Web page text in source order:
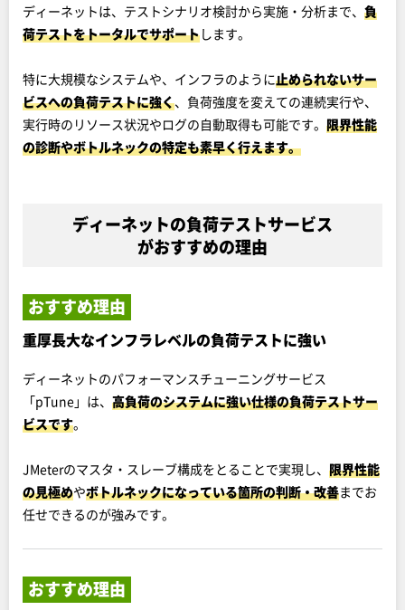
ディーネットは、テストシナリオ検討から実施・分析まで、 負
荷テストをトータルでサポートします。
特に大規模なシステムや、インフラのように止められないサー
ビスへの負荷テストに強く、負荷強度を変えての連続実行や、
実行時のリソース状況やログの自動取得も可能です。 限界性能
の診断やボトルネックの特定も素早く行えます。
ディーネットの負荷テストサービス
がおすすめの理由
おすすめ理由
重厚長大なインフラレベルの負荷テストに強い
ディーネットのパフォーマンスチューニングサービス
「pTune」は、 高負荷のシステムに強い仕様の負荷テストサー
ビスです。
JMeterのマスタ・スレーブ構成をとることで実現し、 限界性能
の見極めやボトルネックになっている箇所の判断・改善までお
任せできるのが強みです。
おすすめ理由